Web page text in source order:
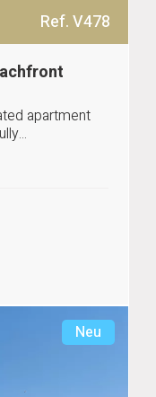
Ref. V478
apartment
Neu